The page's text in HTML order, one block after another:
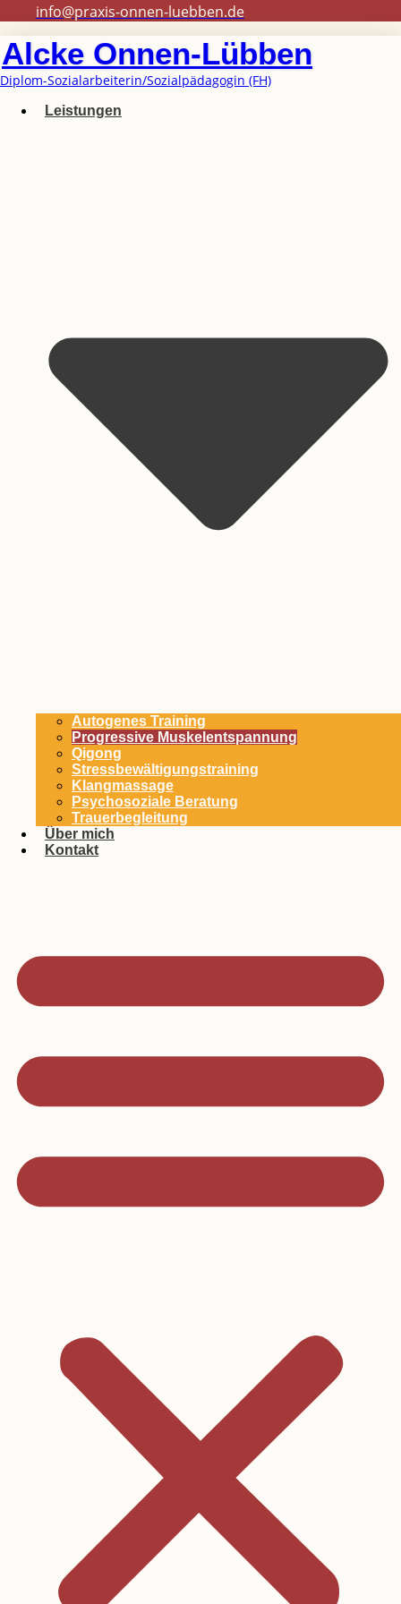
info@praxis-onnen-luebben.de
Alcke Onnen-Lübben
Diplom-Sozialarbeiterin/Sozialpädagogin (FH)
Leistungen
Autogenes Training
Progressive Muskel­entspannung
Qigong
Stress­bewältigungs­training
Klangmassage
Psycho­soziale Beratung
Trauer­begleitung
Über mich
Kontakt